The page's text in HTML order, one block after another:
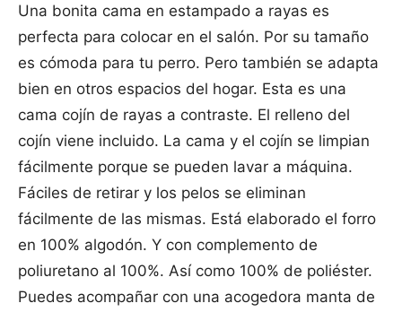
Una bonita cama en estampado a rayas es
perfecta para colocar en el salón. Por su tamaño
es cómoda para tu perro. Pero también se adapta
bien en otros espacios del hogar. Esta es una
cama cojín de rayas a contraste. El relleno del
cojín viene incluido. La cama y el cojín se limpian
fácilmente porque se pueden lavar a máquina.
Fáciles de retirar y los pelos se eliminan
fácilmente de las mismas. Está elaborado el forro
en 100% algodón. Y con complemento de
poliuretano al 100%. Así como 100% de poliéster.
Puedes acompañar con una acogedora manta de